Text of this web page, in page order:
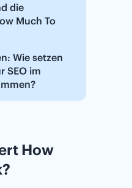
die
Much To
Wie setzen
SEO im
How